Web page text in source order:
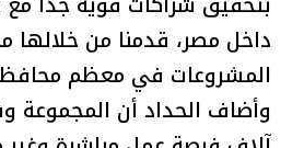
داخل مصر، قدمنا من خلالها
المشروعات في معظم